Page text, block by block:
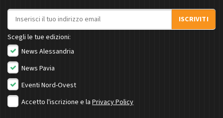
Indirizzo email
ISCRIVITI
Scegli le tue edizioni:
News Alessandria
News Pavia
Eventi Nord-Ovest
Accetto l'iscrizione e la Privacy Policy